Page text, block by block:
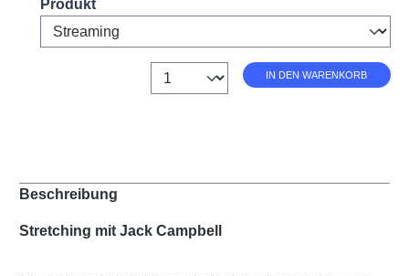
Select
Produkt
Anzahl IN DEN WARENKORB
Beschreibung
Stretching mit Jack Campbell